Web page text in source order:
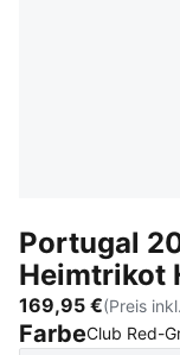
Portugal
Heimtrikot
169,95 €(Preis
FarbeClub Red-